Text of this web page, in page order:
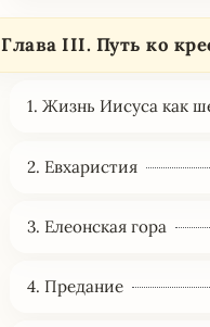
Глава III. Путь ко
1. Жизнь Иисуса как
2. Евхаристия
3. Елеонская гора
4. Предание